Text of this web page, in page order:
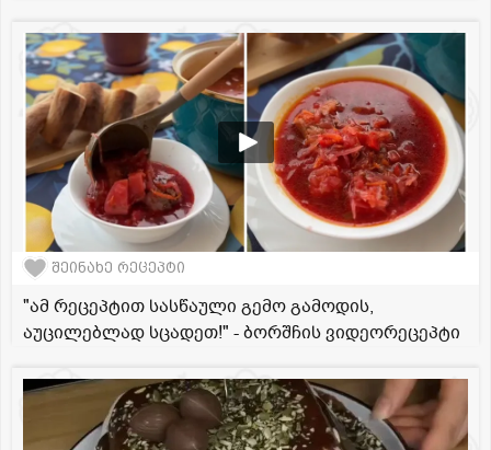
შეინახე რეცეპტი
"ამ რეცეპტით სასწაული გემო გამოდის,
აუცილებლად სცადეთ!" - ბორშჩის ვიდეორეცეპტი